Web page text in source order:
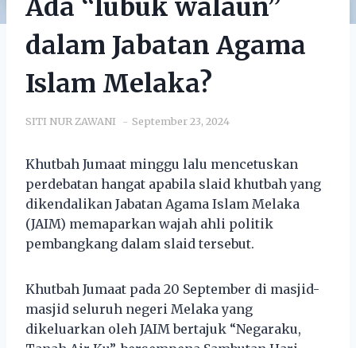
Ada “lubuk walaun”
dalam Jabatan Agama
Islam Melaka?
SITI NUR ZAWANI September 23, 2024
Khutbah Jumaat minggu lalu mencetuskan
perdebatan hangat apabila slaid khutbah yang
dikendalikan Jabatan Agama Islam Melaka
(JAIM) memaparkan wajah ahli politik
pembangkang dalam slaid tersebut.
Khutbah Jumaat pada 20 September di masjid-
masjid seluruh negeri Melaka yang
dikeluarkan oleh JAIM bertajuk “Negaraku,